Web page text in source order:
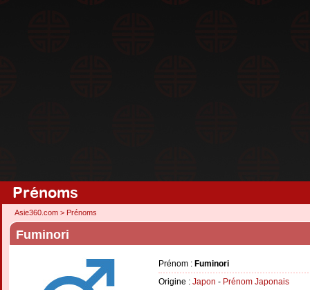
Prénoms
Asie360.com > Prénoms
Fuminori
Prénom : Fuminori
Origine : Japon - Prénom Japonais